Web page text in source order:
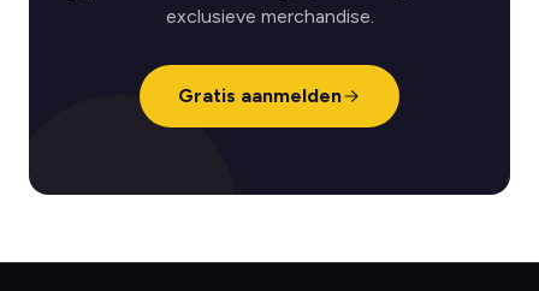
exclusieve merchandise.
Gratis aanmelden